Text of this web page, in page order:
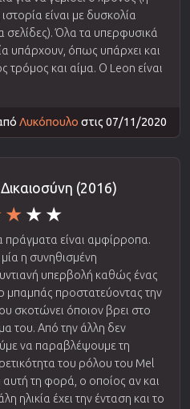
είναι με δυσκολία
σελίδες). Όλα τα υπερφυσικά
υπάρχουν, όπως υπάρχει και
τρόμος και αίμα. Ο Leon είναι
Λυκόπουλο στις 07/11/2020
Δικαιοσύνη (2016)
πράγματα είναι αμφίρροπα.
η συνηθισμένη
υπερβολή καθώς ένας
μπαμπάς προστατεύοντας την
σκοτώνει όποιον βρει στο
του. Από την άλλη δεν
να παραβλέψουμε τη
του ρόλου του Mel
αυτή τη φορά, ο οποίος αν και
ηλικία έχει την ένταση και το